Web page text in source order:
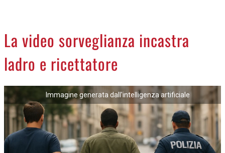
LA PIAZZA
ANIMALI
ACCEDI
La video sorveglianza incastra
ladro e ricettatore
Immagine generata dall'intelligenza artificiale